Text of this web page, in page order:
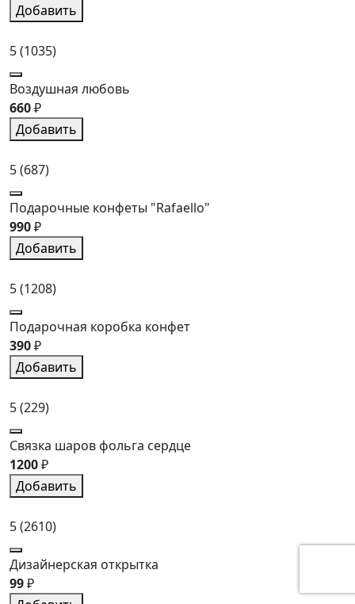
Добавить
5(1035)
Воздушная любовь
660₽
Добавить
5(687)
Подарочные конфеты "Rafaello"
990₽
Добавить
5(1208)
Подарочная коробка конфет
390₽
Добавить
5(229)
Связка шаров фольга сердце
1200₽
Добавить
5(2610)
Дизайнерская открытка
99₽